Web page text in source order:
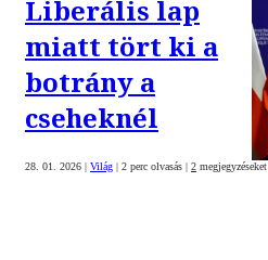
Liberális lap
miatt tört ki a
botrány a
cseheknél
28. 01. 2026 | Világ | 2 perc olvasás | 2 megjegyzéseket